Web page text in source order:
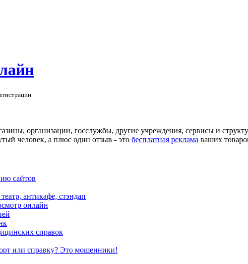
организации, госслужбы, другие учреждения, сервисы и
человек, а плюс один отзыв - это бесплатная реклама ваших
сайтов
антикафе, стэндап
онлайн
справок
или справку? Это мошенники!